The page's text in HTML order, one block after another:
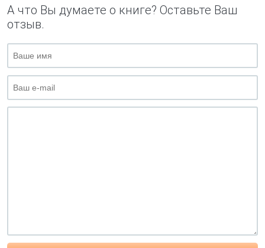
А что Вы думаете о книге? Оставьте Ваш
отзыв.